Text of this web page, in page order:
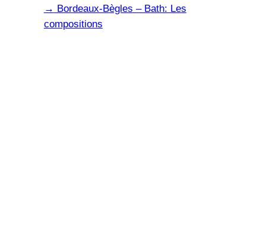
→ Bordeaux-Bègles – Bath: Les
compositions